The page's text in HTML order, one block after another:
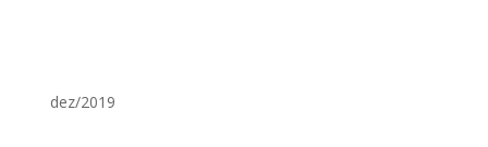
dez/2019